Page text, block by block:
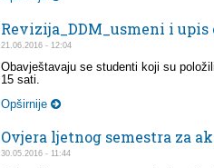
Revizija_DDM_usmeni i upis
21.06.2016 - 12:04
Obavještavaju se studenti koji su
15 sati.
Opširnije
Ovjera ljetnog semestra za
30.05.2016 - 11:44